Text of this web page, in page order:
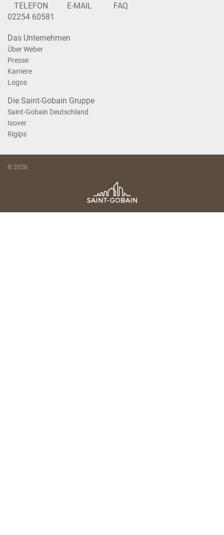
TELEFON
02254 60581
E-MAIL FAQ
Das Unternehmen
Über Weber
Presse
Karriere
Logos
Die Saint-Gobain Gruppe
Saint-Gobain Deutschland
Isover
Rigips
© 2026